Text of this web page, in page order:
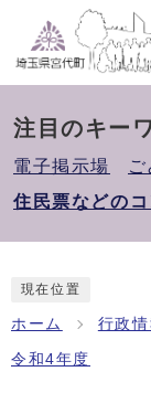
注目のキー
電子掲示場
住民票などの
現在位置
ホーム 行政情
令和4年度